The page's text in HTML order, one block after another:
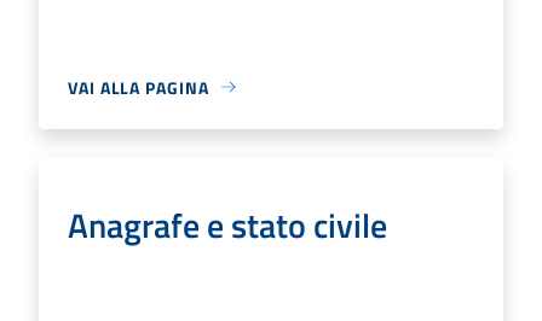
VAI ALLA PAGINA
Anagrafe e stato civile